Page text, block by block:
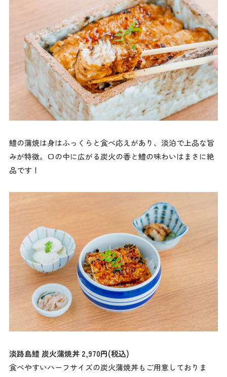
鱧の蒲焼は身はふっくらと食べ応えがあり、淡泊で上品な旨
みが特徴。口の中に広がる炭火の香と鱧の味わいはまさに絶
品です！
淡路島鱧 炭火蒲焼丼 2,970円(税込)
食べやすいハーフサイズの炭火蒲焼丼もご用意しておりま